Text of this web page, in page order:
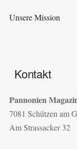
Unsere Mission
Kontakt
Pannonien
7081 Schützen am
Am Strassacker 32